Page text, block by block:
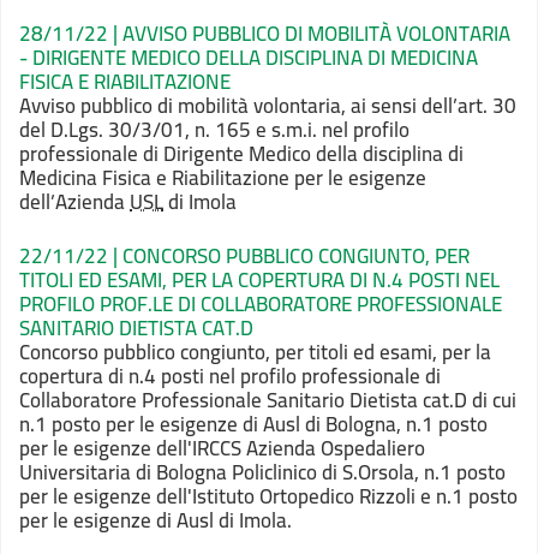
28/11/22 | AVVISO PUBBLICO DI MOBILITÀ VOLONTARIA
- DIRIGENTE MEDICO DELLA DISCIPLINA DI MEDICINA
FISICA E RIABILITAZIONE
Avviso pubblico di mobilità volontaria, ai sensi dell’art. 30
del D.Lgs. 30/3/01, n. 165 e s.m.i. nel profilo
professionale di Dirigente Medico della disciplina di
Medicina Fisica e Riabilitazione per le esigenze
dell’AziendaUSLdi Imola
22/11/22 | CONCORSO PUBBLICO CONGIUNTO, PER
TITOLI ED ESAMI, PER LA COPERTURA DI N.4 POSTI NEL
PROFILO PROF.LE DI COLLABORATORE PROFESSIONALE
SANITARIO DIETISTA CAT.D
Concorso pubblico congiunto, per titoli ed esami, per la
copertura di n.4 posti nel profilo professionale di
Collaboratore Professionale Sanitario Dietista cat.D di cui
n.1 posto per le esigenze di Ausl di Bologna, n.1 posto
per le esigenze dell'IRCCS Azienda Ospedaliero
Universitaria di Bologna Policlinico di S.Orsola, n.1 posto
per le esigenze dell'Istituto Ortopedico Rizzoli e n.1 posto
per le esigenze di Ausl di Imola.